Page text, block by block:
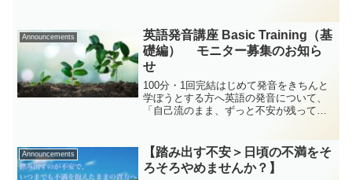
か。英語になると声が小さくなる。息が
浅くなる。言おうとしても...
Announcements
英語発音講座 Basic Training（基
礎編） モニター募集のお知ら
せ
100分・1回完結はじめて発音をきちんと
学ぼうとする方へ英語の発音について、
「自己流のまま、ずっと不安が残ってい
ま、止まっていませんか。Havenwoodで
は、日本人が聞...
Announcements
【踏み出す不安＞日頃の不満をそ
ろそろやめませんか？】